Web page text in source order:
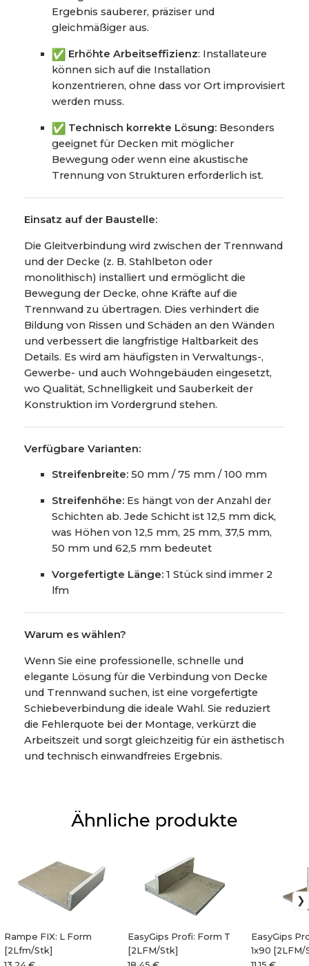
Ergebnis sauberer, präziser und
gleichmäßiger aus.
Erhöhte Arbeitseffizienz: Installateure
können sich auf die Installation
konzentrieren, ohne dass vor Ort improvisiert
werden muss.
Technisch korrekte Lösung:Besonders
geeignet für Decken mit möglicher
Bewegung oder wenn eine akustische
Trennung von Strukturen erforderlich ist.
Einsatz auf der Baustelle:
Die Gleitverbindung wird zwischen der Trennwand
und der Decke (z. B. Stahlbeton oder
monolithisch) installiert und ermöglicht die
Bewegung der Decke, ohne Kräfte auf die
Trennwand zu übertragen. Dies verhindert die
Bildung von Rissen und Schäden an den Wänden
und verbessert die langfristige Haltbarkeit des
Details. Es wird am häufigsten in Verwaltungs-,
Gewerbe- und auch Wohngebäuden eingesetzt,
wo Qualität, Schnelligkeit und Sauberkeit der
Konstruktion im Vordergrund stehen.
Verfügbare Varianten:
Streifenbreite:50 mm / 75 mm / 100 mm
Streifenhöhe:Es hängt von der Anzahl der
Schichten ab. Jede Schicht ist 12,5 mm dick,
was Höhen von 12,5 mm, 25 mm, 37,5 mm,
50 mm und 62,5 mm bedeutet
Vorgefertigte Länge:1 Stück sind immer 2
lfm
Warum es wählen?
Wenn Sie eine professionelle, schnelle und
elegante Lösung für die Verbindung von Decke
und Trennwand suchen, ist eine vorgefertigte
Schiebeverbindung die ideale Wahl. Sie reduziert
die Fehlerquote bei der Montage, verkürzt die
Arbeitszeit und sorgt gleichzeitig für ein ästhetisch
und technisch einwandfreies Ergebnis.
Ähnliche produkte
Rampe FIX: L Form
[2Lfm/Stk]
EasyGips Profi: Form T
[2LFM/Stk]
EasyGips
1x90 [2LFM/